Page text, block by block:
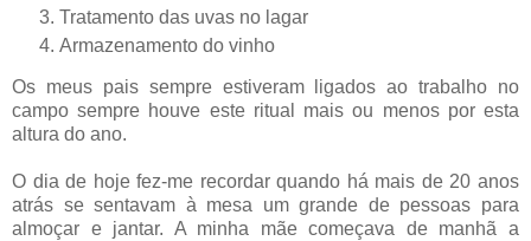
Tratamento das uvas no lagar
Armazenamento do vinho
Os meus pais sempre estiveram ligados ao trabalho no
campo sempre houve este ritual mais ou menos por esta
altura do ano.
O dia de hoje fez-me recordar quando há mais de 20 anos
atrás se sentavam à mesa um grande de pessoas para
almoçar e jantar. A minha mãe começava de manhã a